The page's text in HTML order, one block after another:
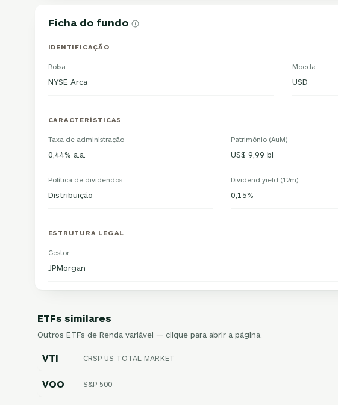
Ficha do fundo
IDENTIFICAÇÃO
Bolsa
NYSE Arca
Moeda
USD
CARACTERÍSTICAS
Taxa de administração
0,44% a.a.
Patrimônio (AuM)
US$ 9,99 bi
Política de dividendos
Distribuição
Dividend yield (12m)
0,15%
ESTRUTURA LEGAL
Gestor
JPMorgan
ETFs similares
Outros ETFs de Renda variável — clique para abrir a página.
VTI CRSP US TOTAL MARKET
VOO S&P 500